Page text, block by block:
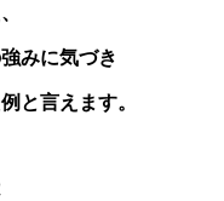
みに気づき
と言えます。